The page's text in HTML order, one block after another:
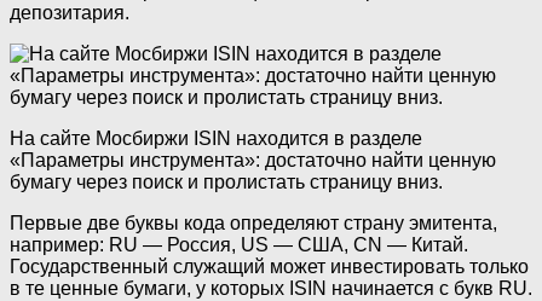
депозитария.
На сайте Мосбиржи ISIN находится в разделе
«Параметры инструмента»: достаточно найти ценную
бумагу через поиск и пролистать страницу вниз.
Первые две буквы кода определяют страну эмитента,
например: RU — Россия, US — США, CN — Китай.
Государственный служащий может инвестировать только
в те ценные бумаги, у которых ISIN начинается с букв RU.